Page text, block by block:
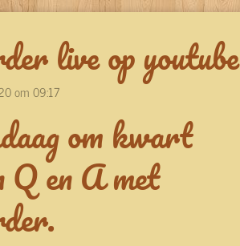
live op youtube
om 09:17
om kwart
Q en A met